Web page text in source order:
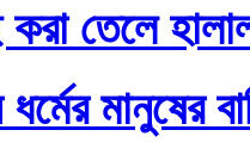
তেলে
মানুষের